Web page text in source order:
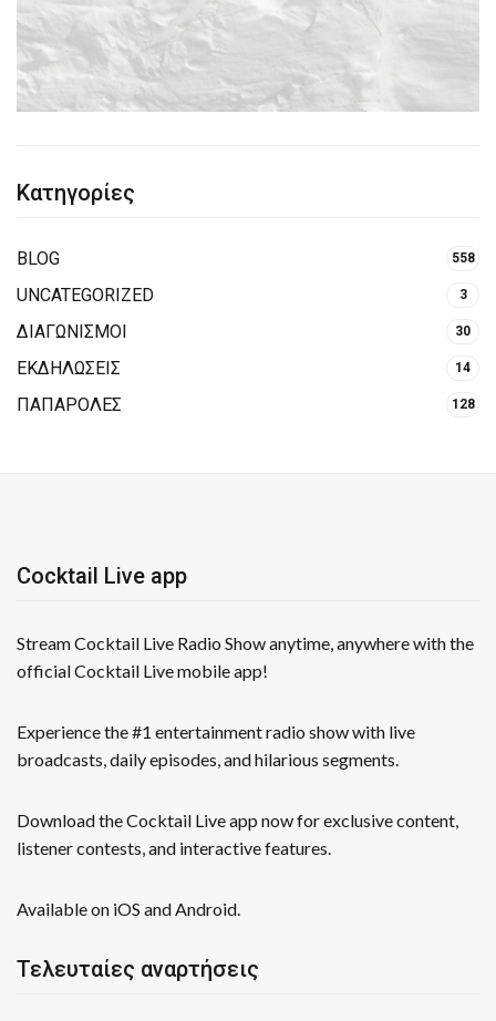
Κατηγορίες
BLOG 558
UNCATEGORIZED 3
ΔΙΑΓΩΝΙΣΜΟΙ 30
ΕΚΔΗΛΩΣΕΙΣ 14
ΠΑΠΑΡΟΛΕΣ 128
Cocktail Live app
Stream Cocktail Live Radio Show anytime, anywhere with the
official Cocktail Live mobile app!
Experience the #1 entertainment radio show with live
broadcasts, daily episodes, and hilarious segments.
Download the Cocktail Live app now for exclusive content,
listener contests, and interactive features.
Available on iOS and Android.
Τελευταίες αναρτήσεις